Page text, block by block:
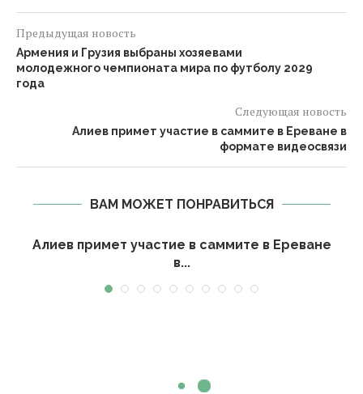
Предыдущая новость
Армения и Грузия выбраны хозяевами
молодежного чемпионата мира по футболу 2029
года
Следующая новость
Алиев примет участие в саммите в Ереване в
формате видеосвязи
ВАМ МОЖЕТ ПОНРАВИТЬСЯ
Алиев примет участие в саммите в Ереване
в...